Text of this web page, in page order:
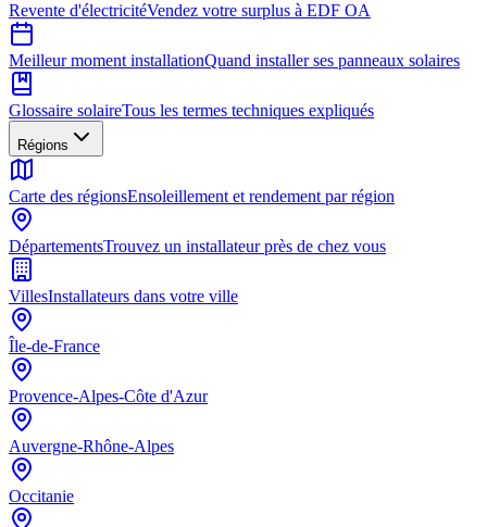
Revente d'électricitéVendez votre surplus à EDF OA
Meilleur moment installationQuand installer ses panneaux solaires
Glossaire solaireTous les termes techniques expliqués
Régions
Carte des régionsEnsoleillement et rendement par région
DépartementsTrouvez un installateur près de chez vous
VillesInstallateurs dans votre ville
Île-de-France
Provence-Alpes-Côte d'Azur
Auvergne-Rhône-Alpes
Occitanie